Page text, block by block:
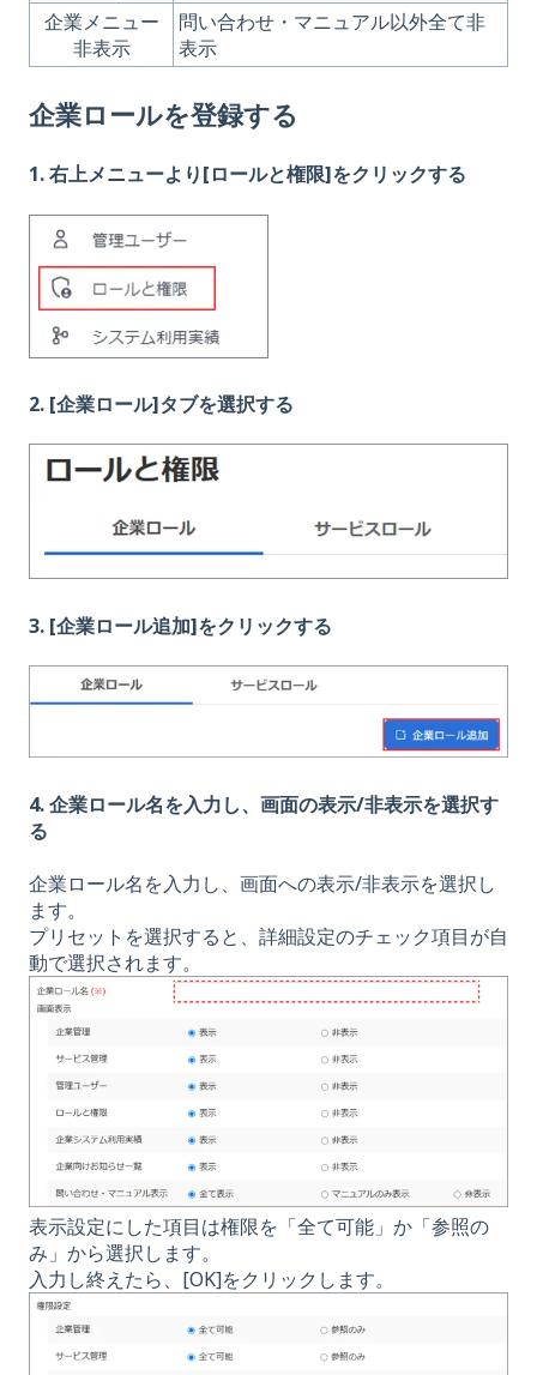
企業メニュー
非表示
問い合わせ・マニュアル以外全て非
表示
企業ロールを登録する
1. 右上メニューより[ロールと権限]をクリックする
2. [企業ロール]タブを選択する
3. [企業ロール追加]をクリックする
4. 企業ロール名を入力し、画面の表示/非表示を選択す
る
企業ロール名を入力し、画面への表示/非表示を選択し
ます。
プリセットを選択すると、詳細設定のチェック項目が自
動で選択されます。
表示設定にした項目は権限を「全て可能」か「参照の
み」から選択します。
入力し終えたら、[OK]をクリックします。